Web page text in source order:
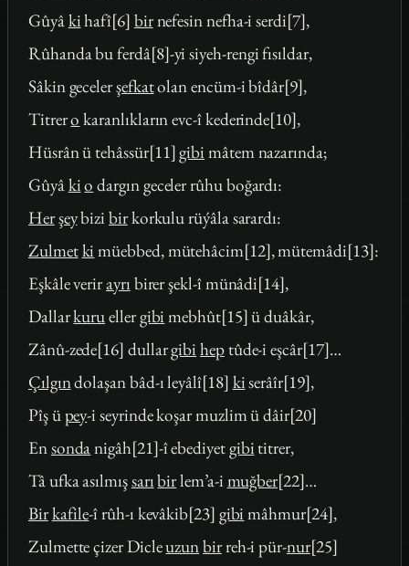
Gûyâkihafî[6] birnefesin nefha-i serdi[7],
Rûhanda bu ferdâ[8]-yi siyeh-rengi fısıldar,
Sâkin gecelerşefkatolan encüm-i bîdâr[9],
Titrero karanlıkların evc-î kederinde[10],
Hüsrân ü tehâssür[11]gibi mâtem nazarında;
Gûyâkio dargın geceler rûhu boğardı:
Herşeybizibirkorkulu rüýâla sarardı:
Zulmetki müebbed, mütehâcim[12], mütemâdi[13]:
Eşkâle verirayrı birer şekl-î münâdi[14],
Dallarkuruellergibi mebhût[15] ü duâkâr,
Zânû-zede[16] dullargibi heptûde-i eşcâr[17]…
Çılgındolaşan bâd-ı leyâlî[18] kiserâîr[19],
Pîş üpey-i seyrinde koşar muzlim ü dâir[20]
Ensondanigâh[21]-î ebediyetgibi titrer,
Tâ ufka asılmışsarıbirlem’a-i muğber[22]…
Birkafile-î rûh-ı kevâkib[23] gibi mâhmur[24],
Zulmette çizer Dicleuzunbirreh-i pür-nur[25]